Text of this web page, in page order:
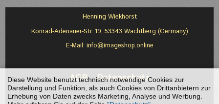
Optionen
auf
der
werden
Optionen
der
Henning Wiekhorst
Konrad-Adenauer-Str. 19, 53343 Wachtberg (Germany)
E-Mail: info@imageshop.online
AGB-Datenschutz
Diese Website benutzt technisch notwendige Cookies zur
Darstellung und Funktion, als auch Cookies von Drittanbietern zur
Erhebung von Daten zwecks Marketing, Analyse und Werbung.